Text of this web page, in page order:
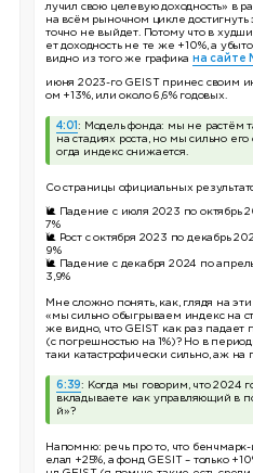
лучил свою целевую доходность» в
на всём рыночном цикле достигнуть
точно не выйдет. Потому что в
ет доходность не те же +10%, а
видно из того же графика
на сайте
июня 2023-го GEIST принес своим
ом +13%, или около 6,6% годовых.
4:01: Модель фонда: мы не растём
на стадиях роста, но мы сильно
огда индекс снижается.
Со страницы официальных
🐌 Падение с июля 2023 по октябрь
7%
🐌 Рост с октября 2023 по декабрь
9%
🐌 Падение с декабря 2024 по
3,9%
Мне сложно понять, как, глядя на
«мы сильно обыгрываем индекс на
же видно, что GEIST как раз падает
(с погрешностью на 1%)? Но в
таки катастрофически сильно, аж на
6:39: Когда мы говорим, что 2024
вкладываете как управляющий в
й»?
Напомню: речь про то, что бенчмарк-
елал +25%, а фонд GESIT – только